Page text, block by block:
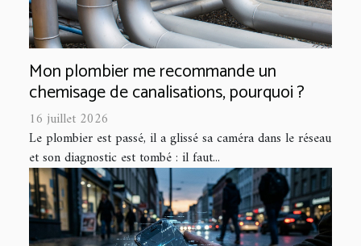
Mon plombier me recommande un
chemisage de canalisations, pourquoi ?
16 juillet 2026
Le plombier est passé, il a glissé sa caméra dans le réseau
et son diagnostic est tombé : il faut...